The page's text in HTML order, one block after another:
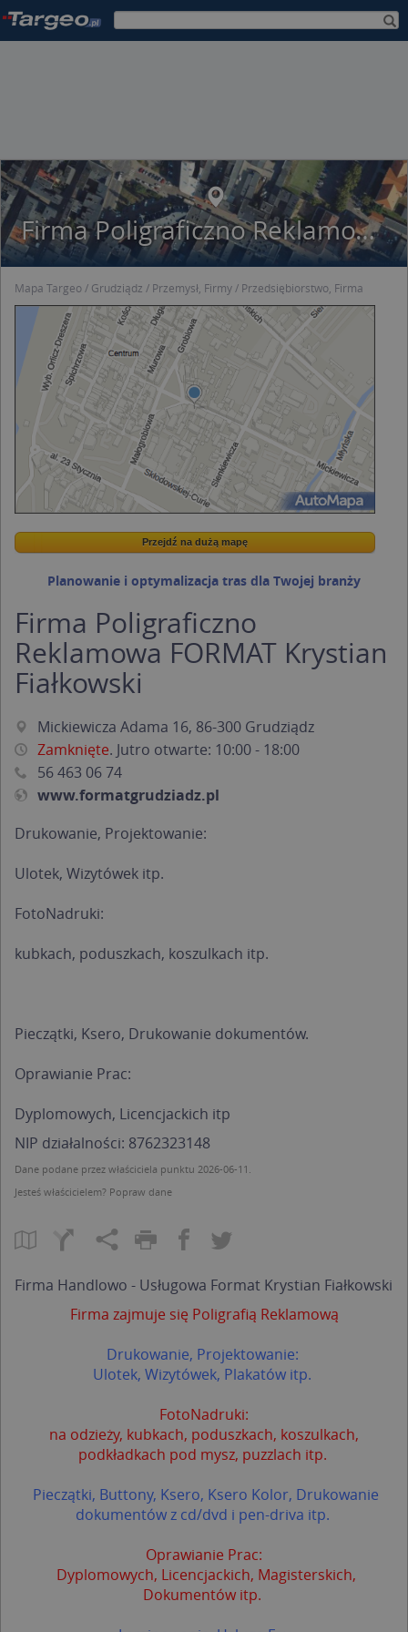
Firma Poligraficzno Reklamowa FORMAT Krystian Fiałkowski
Mapa Targeo Grudziądz Przemysł, Firmy Przedsiębiorstwo, Firma
Wstaw tę mapkę na swoją stronę
Przejdź na dużą mapę
Przejdź na dużą mapę
Planowanie i optymalizacja tras dla Twojej branży
Firma Poligraficzno
Reklamowa FORMAT Krystian
Fiałkowski
Mickiewicza Adama 16, 86-300 Grudziądz
Zamknięte. Jutro otwarte: 10:00 - 18:00
56 463 06 74
www.formatgrudziadz.pl
Drukowanie, Projektowanie:
Ulotek, Wizytówek itp.
FotoNadruki:
kubkach, poduszkach, koszulkach itp.
Pieczątki, Ksero, Drukowanie dokumentów.
Oprawianie Prac:
Dyplomowych, Licencjackich itp
NIP działalności: 8762323148
Dane podane przez właściciela punktu 2026-06-11.
Jesteś właścicielem? Popraw dane
Firma Handlowo - Usługowa Format Krystian Fiałkowski
Firma zajmuje się Poligrafią Reklamową
Drukowanie, Projektowanie:
Ulotek, Wizytówek, Plakatów itp.
FotoNadruki:
na odzieży, kubkach, poduszkach, koszulkach,
podkładkach pod mysz, puzzlach itp.
Pieczątki, Buttony, Ksero, Ksero Kolor, Drukowanie
dokumentów z cd/dvd i pen-driva itp.
Oprawianie Prac:
Dyplomowych, Licencjackich, Magisterskich,
Dokumentów itp.